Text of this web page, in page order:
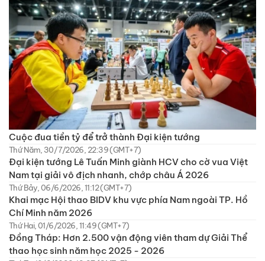
Cuộc đua tiền tỷ để trở thành Đại kiện tướng
Thứ Năm, 30/7/2026, 22:39 (GMT+7)
Đại kiện tướng Lê Tuấn Minh giành HCV cho cờ vua Việt
Nam tại giải vô địch nhanh, chớp châu Á 2026
Thứ Bảy, 06/6/2026, 11:12 (GMT+7)
Khai mạc Hội thao BIDV khu vực phía Nam ngoài TP. Hồ
Chí Minh năm 2026
Thứ Hai, 01/6/2026, 11:49 (GMT+7)
Đồng Tháp: Hơn 2.500 vận động viên tham dự Giải Thể
thao học sinh năm học 2025 - 2026